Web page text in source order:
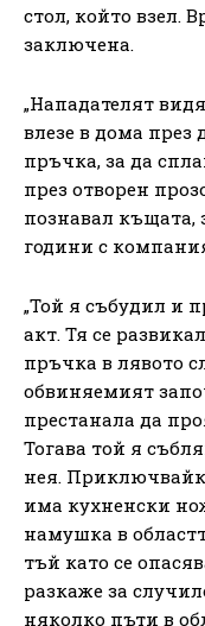
стол, който взел.
заключена.
„Нападателят
влезе в дома през
пръчка, за да
през отворен
познавал къщата,
години с
„Той я събудил и
акт. Тя се
пръчка в лявото
обвиняемият
престанала да
Тогава той я
нея.
има кухненски
намушка в
тъй като се
разкаже за
няколко пъти в